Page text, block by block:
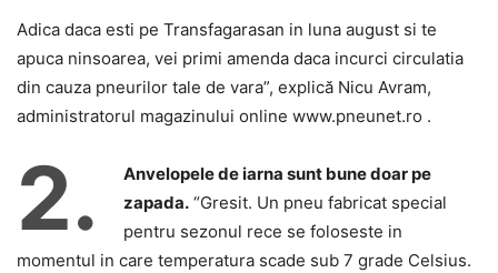
Adica daca esti pe Transfagarasan in luna august si te
apuca ninsoarea, vei primi amenda daca incurci circulatia
din cauza pneurilor tale de vara”, explică Nicu Avram,
administratorul magazinului online www.pneunet.ro .
2.
Anvelopele de iarna sunt bune doar pe
zapada. “Gresit. Un pneu fabricat special
pentru sezonul rece se foloseste in
momentul in care temperatura scade sub 7 grade Celsius.